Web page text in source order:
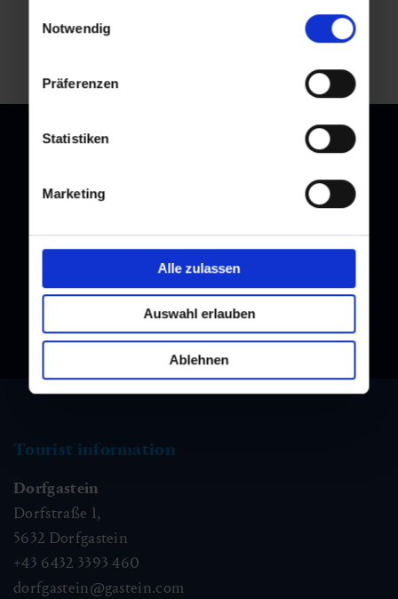
Nutzung der Dienste gesammelt haben.
Notwendig
Präferenzen
Statistiken
Marketing
Alle zulassen
Auswahl erlauben
Ablehnen
back to overview
Tourist information
Dorfgastein
Dorfstraße 1,
5632 Dorfgastein
+43 6432 3393 460
dorfgastein@gastein.com